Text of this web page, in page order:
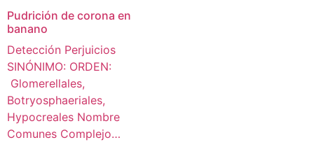
Pudrición de corona en
banano
Detección Perjuicios
SINÓNIMO: ORDEN:
Glomerellales,
Botryosphaeriales,
Hypocreales Nombre
Comunes Complejo…